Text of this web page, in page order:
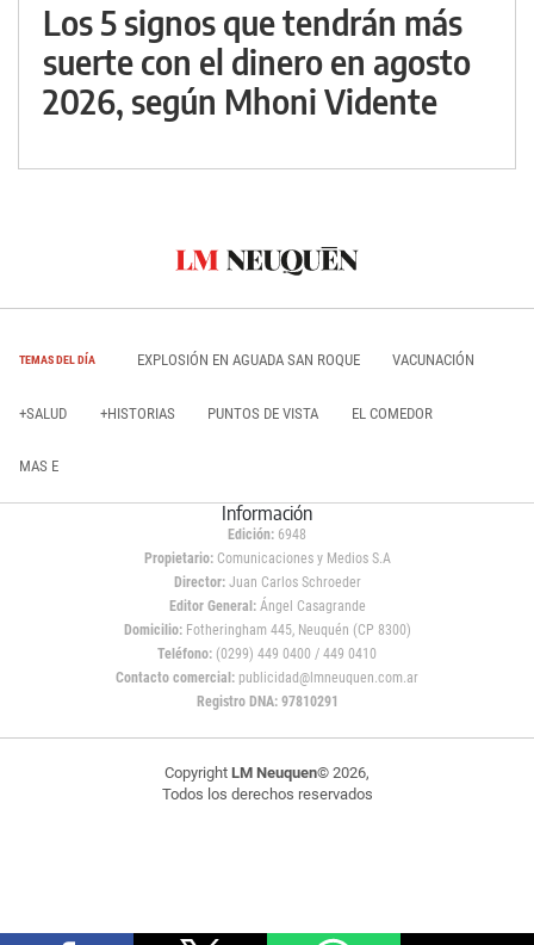
Los 5 signos que tendrán más
suerte con el dinero en agosto
2026, según Mhoni Vidente
TEMAS DEL DÍA EXPLOSIÓN EN AGUADA SAN ROQUE VACUNACIÓN
+SALUD +HISTORIAS PUNTOS DE VISTA EL COMEDOR
MAS E
Información
Edición: 6948
Propietario:Comunicaciones y Medios S.A
Director: Juan Carlos Schroeder
Editor General:Ángel Casagrande
Domicilio:Fotheringham 445, Neuquén (CP 8300)
Teléfono: (0299) 449 0400 / 449 0410
Contacto comercial: publicidad@lmneuquen.com.ar
Registro DNA: 97810291
Copyright LM Neuquen© 2026,
Todos los derechos reservados